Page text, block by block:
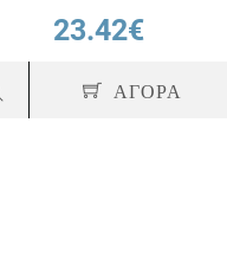
23.42€
ΑΓΟΡΑ